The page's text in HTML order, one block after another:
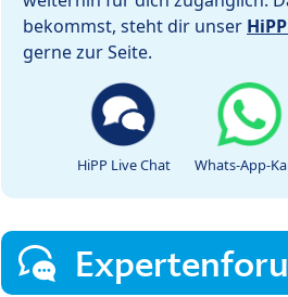
bekommst, steht dir unser
gerne zur Seite.
HiPP Live Chat Whats-App-